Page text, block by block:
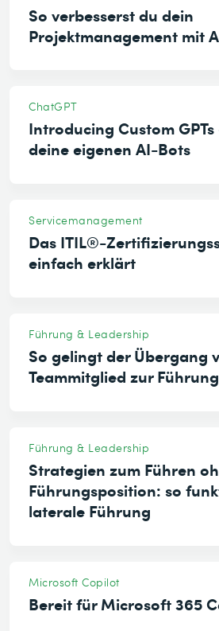
So verbesserst du dein
Projektmanagement mit
ChatGPT
Introducing Custom
deine eigenen AI-Bots
Servicemanagement
Das ITIL®-
einfach erklärt
Führung & Leadership
So gelingt der Übergang
Teammitglied zur
Führung & Leadership
Strategien zum Führen
Führungsposition: so
laterale Führung
Microsoft Copilot
Bereit für Microsoft 365